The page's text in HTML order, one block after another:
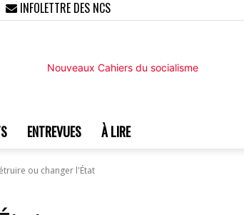
INFOLETTRE DES NCS
ENTREVUES À LIRE
ou changer l'État